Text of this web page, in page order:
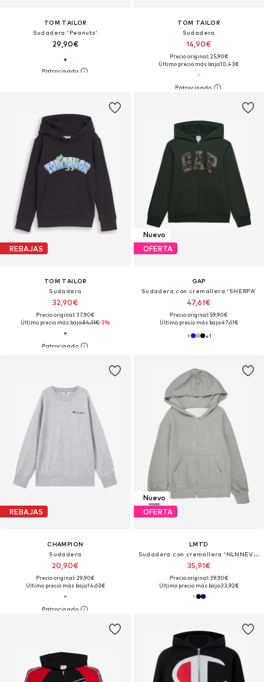
TOM TAILOR
Sudadera 'Peanuts'
29,90€
TOM TAILOR
Sudadera
14,90€
Precio original: 25,90€
Último precio más bajo:10,43€
REBAJAS
TOM TAILOR
Sudadera
32,90€
Precio original: 37,90€
Último precio más bajo:34,11€-3%
Nuevo
OFERTA
GAP
Sudadera con cremallera 'SHERPA'
47,61€
Precio original: 59,90€
Último precio más bajo:47,61€
+1
REBAJAS
CHAMPION
Sudadera
20,90€
Precio original: 29,90€
Último precio más bajo:14,63€
Nuevo
OFERTA
LMTD
Sudadera con cremallera 'NLNNEVO'
35,91€
Precio original: 39,90€
Último precio más bajo:33,92€